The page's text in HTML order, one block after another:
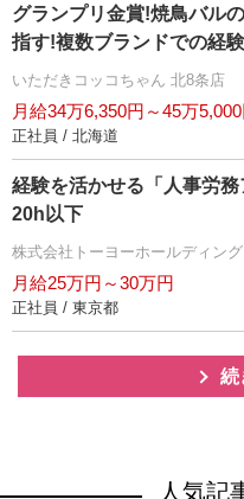
グランプリ金賞!焼鳥バル
指す!複数ブランドでの経
いただきコッコちゃん 北8条店
月給34万6,350円～45万
正社員 / 北海道
経験を活かせる「人事労
20h以下
株式会社トーヨーホールディング
月給25万円～30万円
正社員 / 東京都
続
人気記